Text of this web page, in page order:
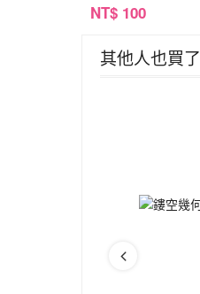
NT$ 100
其他人也買了